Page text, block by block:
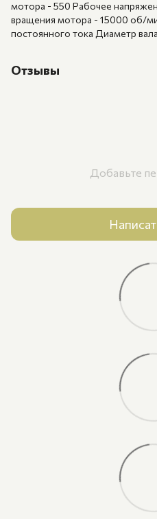
мотора - 550 Рабочее
вращения мотора - 15000 об/
постоянного тока Диаметр
Отзывы
Добавьте